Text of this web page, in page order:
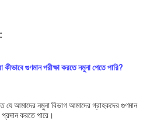
গুণমান পরীক্ষা করতে নমুনা পেতে পারি?
আমাদের নমুনা বিভাগ আমাদের গ্রাহকদের গুণমান
প্রদান করতে পারে।